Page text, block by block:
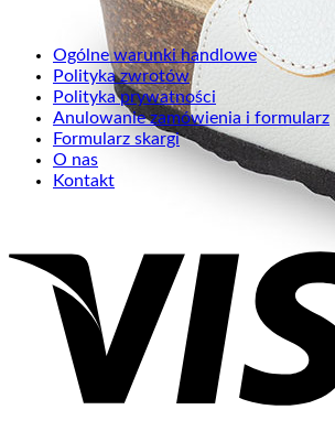
Ogólne warunki handlowe
Polityka zwrotów
Polityka prywatności
Anulowanie zamówienia i formularz
Formularz skargi
O nas
Kontakt